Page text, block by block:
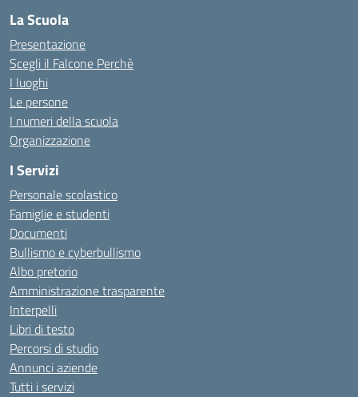
La Scuola
Presentazione
Scegli il Falcone Perchè
I luoghi
Le persone
I numeri della scuola
Organizzazione
I Servizi
Personale scolastico
Famiglie e studenti
Documenti
Bullismo e cyberbullismo
Albo pretorio
Amministrazione trasparente
Interpelli
Libri di testo
Percorsi di studio
Annunci aziende
Tutti i servizi